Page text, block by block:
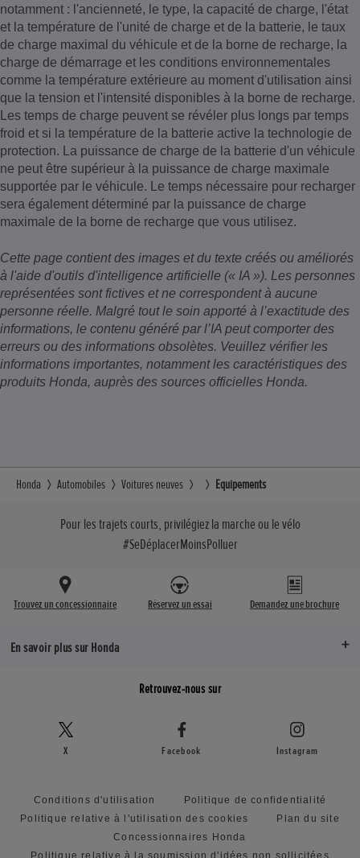
notamment : l'ancienneté, le type, la capacité de charge, l'état
et la température de l'unité de charge et de la batterie, le taux
de charge maximal du véhicule et de la borne de recharge, la
charge de démarrage et les conditions environnementales
comme la température extérieure au moment d'utilisation ainsi
que la tension et l'intensité disponibles à la borne de recharge.
Les temps de charge peuvent se révéler plus longs par temps
froid et si la température de la batterie active la technologie de
protection. La puissance de charge de la batterie d'un véhicule
ne peut être supérieur à la puissance de charge maximale
supportée par le véhicule. Le temps nécessaire pour recharger
sera également déterminé par la puissance de charge
maximale de la borne de recharge que vous utilisez.
Cette page contient des images et du texte créés ou améliorés
à l'aide d'outils d'intelligence artificielle (« IA »). Les personnes
représentées sont fictives et ne correspondent à aucune
personne réelle. Malgré tout le soin apporté à l’exactitude des
informations, le contenu généré par l’IA peut comporter des
erreurs ou des informations obsolètes. Veuillez vérifier les
informations importantes, notamment les caractéristiques des
produits Honda, auprès des sources officielles Honda.
Honda Automobiles Voitures neuves Equipements
Pour les trajets courts, privilégiez la marche ou le vélo
#SeDéplacerMoinsPolluer
Trouvez un concessionnaire Réservez un essai Demandez une brochure
En savoir plus sur Honda
Retrouvez-nous sur
X Facebook Instagram
Conditions d'utilisation
Politique de confidentialité
Politique relative à l'utilisation des cookies
Plan du site
Concessionnaires Honda
Politique relative à la soumission d'idées non sollicitées